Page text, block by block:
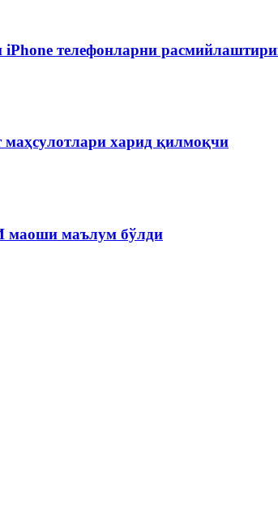
телефонларни
маҳсулотлари харид қилмоқчи
маоши маълум бўлди